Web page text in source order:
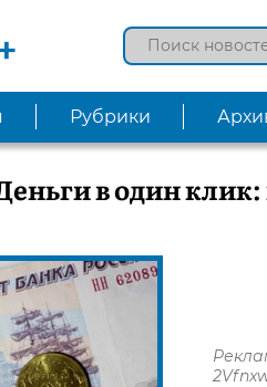
Рубрики
в один